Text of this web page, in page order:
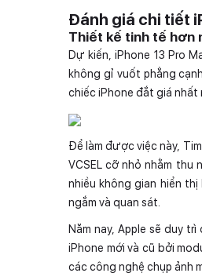
Đánh giá chi tiết
Thiết kế tinh tế hơn
Dự kiến, iPhone 13 Pro
không gỉ vuốt phẳng
chiếc iPhone đắt giá nhất
Để làm được việc này,
VCSEL cỡ nhỏ nhằm thu
nhiều không gian hiển
ngắm và quan sát.
Năm nay, Apple sẽ duy
iPhone mới và cũ bởi
các công nghệ chụp ảnh